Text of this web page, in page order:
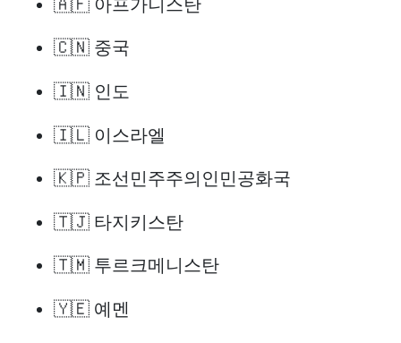
🇨🇳 중국
🇮🇳 인도
🇮🇱 이스라엘
🇰🇵 조선민주주의인민공화국
🇹🇯 타지키스탄
🇹🇲 투르크메니스탄
🇾🇪 예멘